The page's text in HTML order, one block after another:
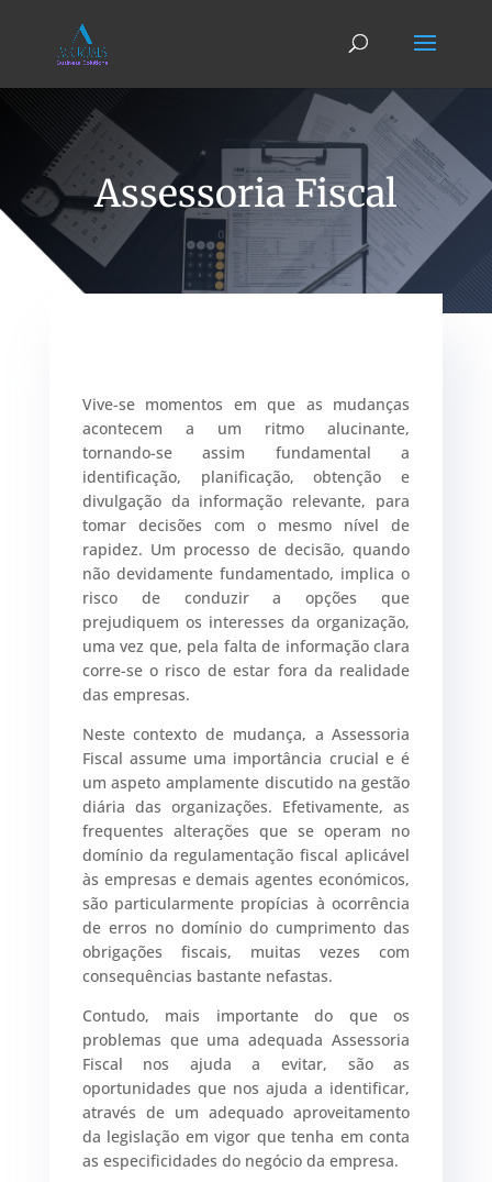
Assessoria Fiscal
Vive-se momentos em que as mudanças
acontecem a um ritmo alucinante,
tornando-se assim fundamental a
identificação, planificação, obtenção e
divulgação da informação relevante, para
tomar decisões com o mesmo nível de
rapidez. Um processo de decisão, quando
não devidamente fundamentado, implica o
risco de conduzir a opções que
prejudiquem os interesses da organização,
uma vez que, pela falta de informação clara
corre-se o risco de estar fora da realidade
das empresas.
Neste contexto de mudança, a Assessoria
Fiscal assume uma importância crucial e é
um aspeto amplamente discutido na gestão
diária das organizações. Efetivamente, as
frequentes alterações que se operam no
domínio da regulamentação fiscal aplicável
às empresas e demais agentes económicos,
são particularmente propícias à ocorrência
de erros no domínio do cumprimento das
obrigações fiscais, muitas vezes com
consequências bastante nefastas.
Contudo, mais importante do que os
problemas que uma adequada Assessoria
Fiscal nos ajuda a evitar, são as
oportunidades que nos ajuda a identificar,
através de um adequado aproveitamento
da legislação em vigor que tenha em conta
as especificidades do negócio da empresa.